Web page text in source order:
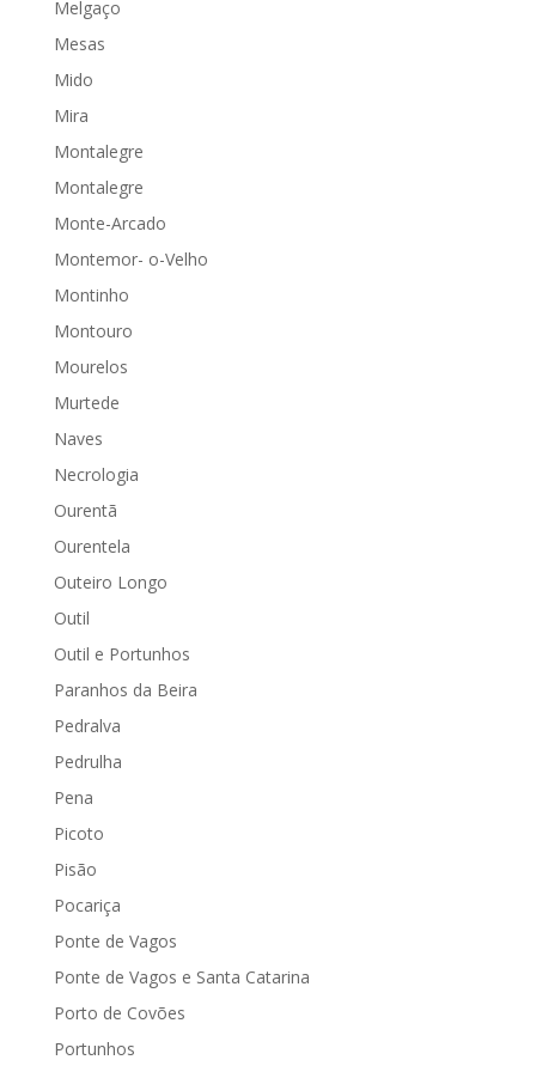
Melgaço
Mesas
Mido
Mira
Montalegre
Montalegre
Monte-Arcado
Montemor- o-Velho
Montinho
Montouro
Mourelos
Murtede
Naves
Necrologia
Ourentã
Ourentela
Outeiro Longo
Outil
Outil e Portunhos
Paranhos da Beira
Pedralva
Pedrulha
Pena
Picoto
Pisão
Pocariça
Ponte de Vagos
Ponte de Vagos e Santa Catarina
Porto de Covões
Portunhos